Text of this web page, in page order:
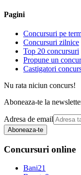
Pagini
Concursuri pe
Concursuri zilnice
Top 20 concursuri
Propune un
Castigatori
Nu rata niciun concurs!
Aboneaza-te la
Adresa de email
Aboneaza-te
Concursuri online
Bani21